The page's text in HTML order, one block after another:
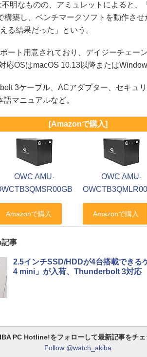
明なものの、アミュレットによると、
構築し、ベンチマークソフトを動作さ
る結果だった」という。
ート用意されており、デイジーチェー
応OSはmacOS 10.13以降または
3ケーブル、ACアダプター、セキュ
マニュアルなど。
[Amazonで購入]
OWC AMU-
OWC AMU-
事
2.5インチSSD/HDDが4台搭載でき
4 mini」が入荷、Thunderbolt 3対応
PC Hotline!をフォローして最新記事をチェ
Follow @watch_akiba